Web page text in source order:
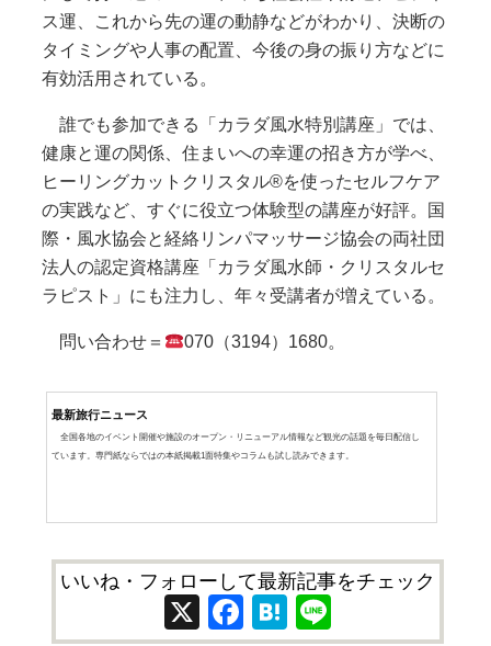
ス運、これから先の運の動静などがわかり、決断の
タイミングや人事の配置、今後の身の振り方などに
有効活用されている。
誰でも参加できる「カラダ風水特別講座」では、
健康と運の関係、住まいへの幸運の招き方が学べ、
ヒーリングカットクリスタル®を使ったセルフケア
の実践など、すぐに役立つ体験型の講座が好評。国
際・風水協会と経絡リンパマッサージ協会の両社団
法人の認定資格講座「カラダ風水師・クリスタルセ
ラピスト」にも注力し、年々受講者が増えている。
問い合わせ＝ 070（3194）1680。
最新旅行ニュース
全国各地のイベント開催や施設のオープン・リニューアル情報など観光の話題を毎日配信し
ています。専門紙ならではの本紙掲載1面特集やコラムも試し読みできます。
いいね・フォローして最新記事をチェック
X Facebook
Hatena